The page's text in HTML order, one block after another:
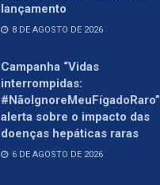
lançamento
8 DE AGOSTO DE 2026
Campanha “Vidas
interrompidas:
#NãoIgnoreMeuFígadoRaro”
alerta sobre o impacto das
doenças hepáticas raras
6 DE AGOSTO DE 2026